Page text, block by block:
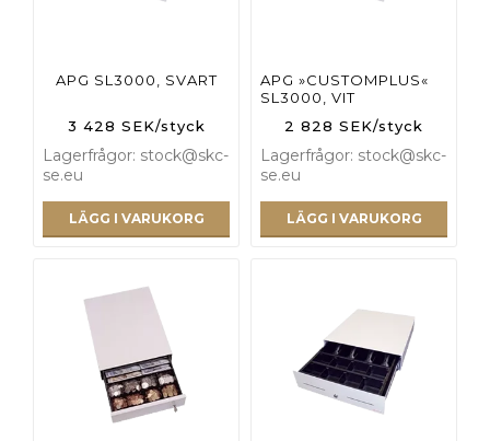
APG SL3000, SVART
3 428 SEK/styck
Lagerfrågor: stock@skc-
se.eu
LÄGG I VARUKORG
APG »CUSTOMPLUS«
SL3000, VIT
2 828 SEK/styck
Lagerfrågor: stock@skc-
se.eu
LÄGG I VARUKORG